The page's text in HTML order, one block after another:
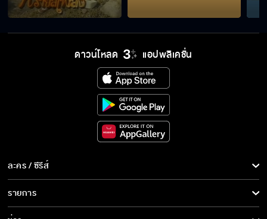
ดาวน์โหลด แอปพลิเคชั่น
ละคร / ซีรีส์
ละคร/ซีรีส์
ซีรีส์นานาชาติ
รายการ
รายการทั้งหมด